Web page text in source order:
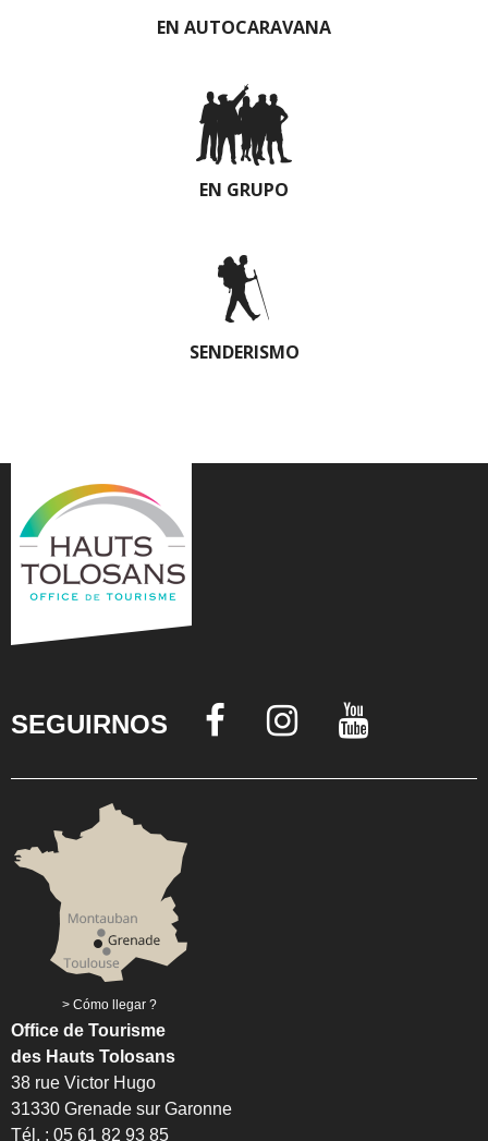
EN AUTOCARAVANA
EN GRUPO
SENDERISMO
SEGUIRNOS
Cómo llegar ?
Office de Tourisme
des Hauts Tolosans
38 rue Victor Hugo
31330 Grenade sur Garonne
Tél. : 05 61 82 93 85